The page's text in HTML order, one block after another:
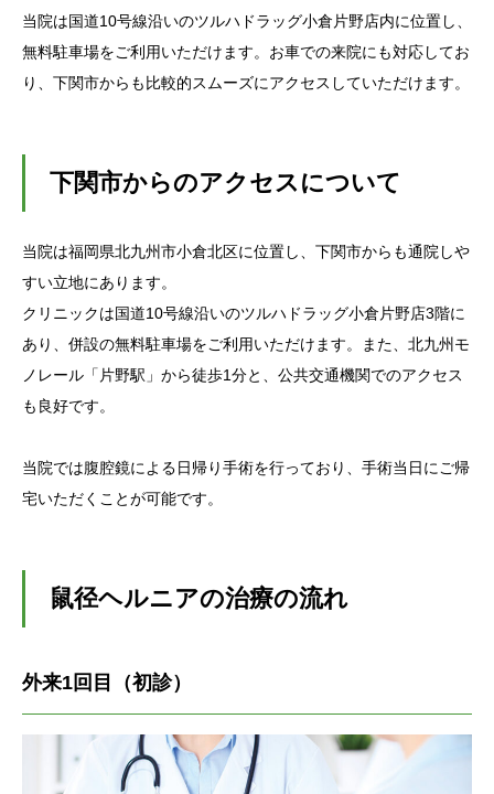
当院は国道10号線沿いのツルハドラッグ小倉片野店内に位置し、
無料駐車場をご利用いただけます。お車での来院にも対応してお
り、下関市からも比較的スムーズにアクセスしていただけます。
下関市からのアクセスについて
当院は福岡県北九州市小倉北区に位置し、下関市からも通院しや
すい立地にあります。
クリニックは国道10号線沿いのツルハドラッグ小倉片野店3階に
あり、併設の無料駐車場をご利用いただけます。また、北九州モ
ノレール「片野駅」から徒歩1分と、公共交通機関でのアクセス
も良好です。
当院では腹腔鏡による日帰り手術を行っており、手術当日にご帰
宅いただくことが可能です。
鼠径ヘルニアの治療の流れ
外来1回目（初診）